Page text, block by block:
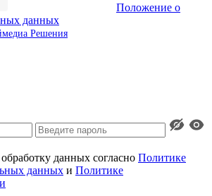
Положение о
данных
Решения
данных согласно Политике
данных и Политике